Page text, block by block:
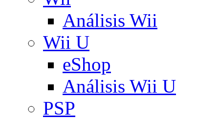
Análisis Wii
Wii U
eShop
Análisis Wii U
PSP